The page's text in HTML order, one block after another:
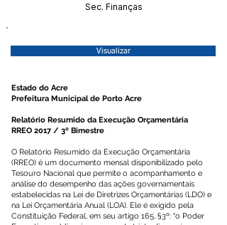
Sec. Finanças
Visualizar
Estado do Acre
Prefeitura Municipal de Porto Acre
Relatório Resumido da Execução Orçamentária
RREO 2017 / 3º Bimestre
O Relatório Resumido da Execução Orçamentária
(RREO) é um documento mensal disponibilizado pelo
Tesouro Nacional que permite o acompanhamento e
análise do desempenho das ações governamentais
estabelecidas na Lei de Diretrizes Orçamentárias (LDO) e
na Lei Orçamentária Anual (LOA). Ele é exigido pela
Constituição Federal, em seu artigo 165, §3º: "o Poder